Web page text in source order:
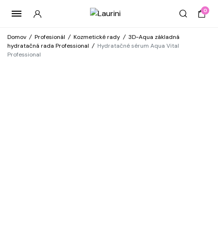
0
Domov / Profesionál / Kozmetické rady / 3D-Aqua základná
hydratačná rada Professional / Hydratačné sérum Aqua Vital
Professional